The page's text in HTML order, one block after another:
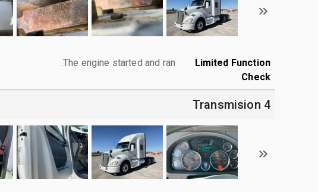
Limited Function
Check
The engine started and ran.
4 Transmision